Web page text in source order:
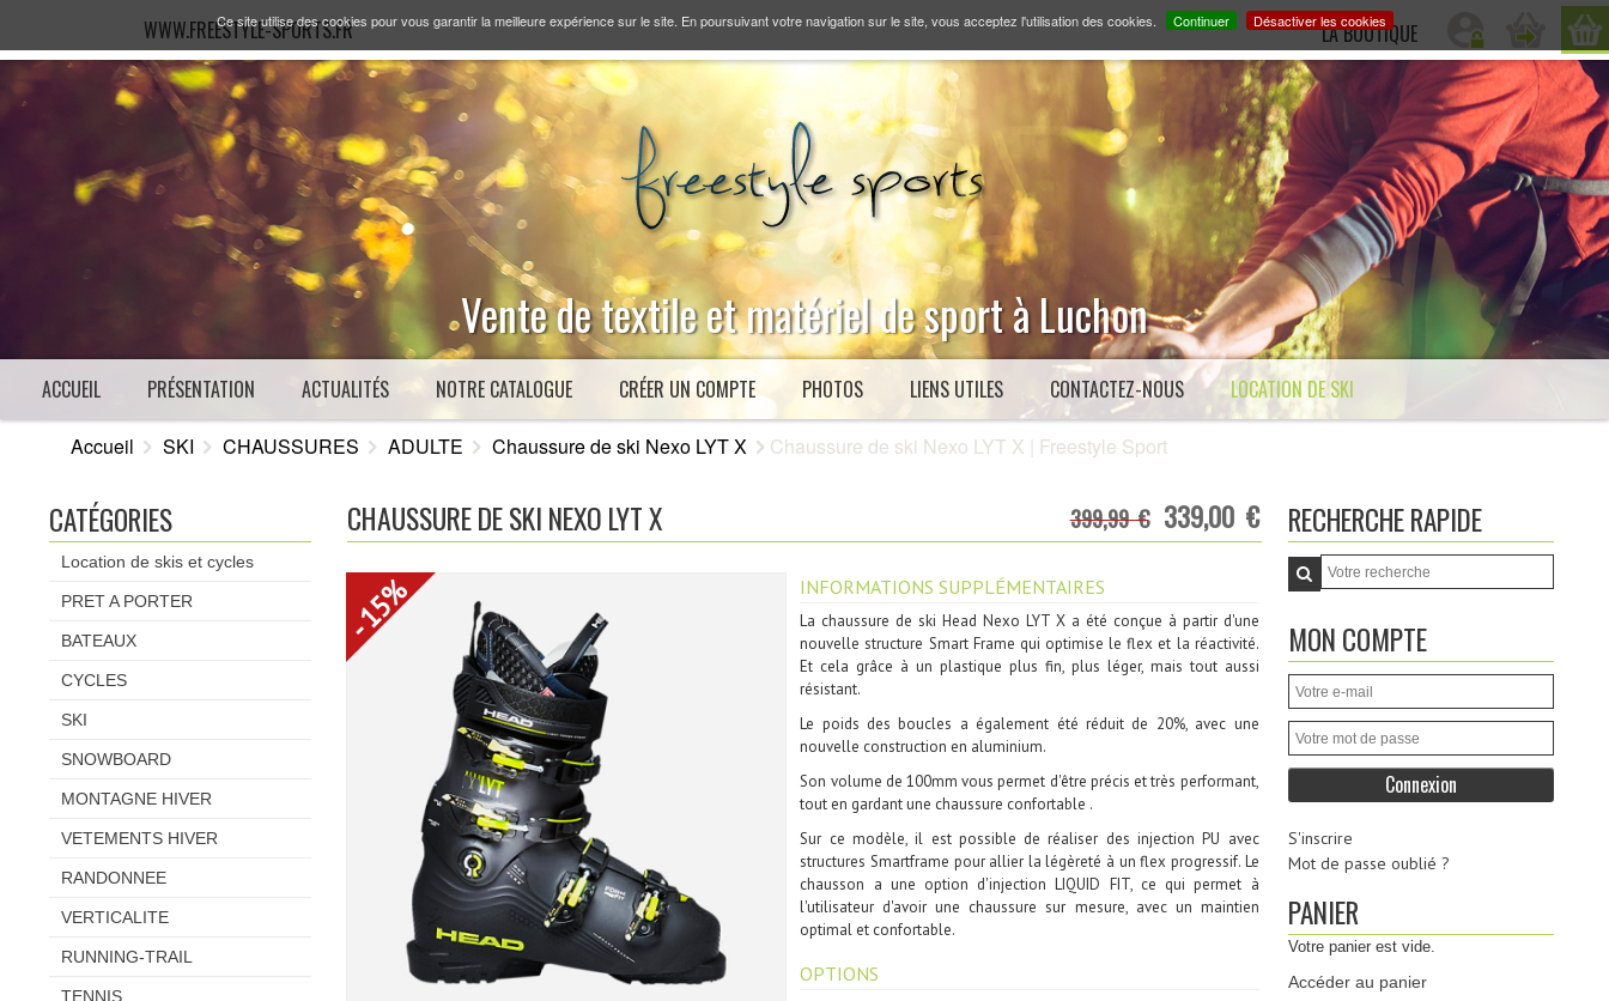
Ce site utilise des cookies pour vous garantir la meilleure expérience sur le site. En poursuivant votre navigation sur le site, vous acceptez l'utilisation des cookies. Continuer Désactiver les cookies
WWW.FREESTYLE-SPORTS.FR LA BOUTIQUE
Vente de textile et matériel de sport à Luchon
ACCUEIL PRÉSENTATION ACTUALITÉS NOTRE CATALOGUE CRÉER UN COMPTE PHOTOS LIENS UTILES CONTACTEZ-NOUS LOCATION DE SKI
Accueil SKI CHAUSSURES ADULTE Chaussure de ski Nexo LYT X Chaussure de ski Nexo LYT X | Freestyle Sport
CHAUSSURE DE SKI NEXO LYT X
- 15%
399,99 € 339,00 €
INFORMATIONS SUPPLÉMENTAIRES
La chaussure de ski Head Nexo LYT X a été conçue à partir d'une
nouvelle structure Smart Frame qui optimise le flex et la réactivité.
Et cela grâce à un plastique plus fin, plus léger, mais tout aussi
résistant.
Le poids des boucles a également été réduit de 20%, avec une
nouvelle construction en aluminium.
Son volume de 100mm vous permet d'être précis et très performant,
tout en gardant une chaussure confortable .
Sur ce modèle, il est possible de réaliser des injection PU avec
structures Smartframe pour allier la légèreté à un flex progressif. Le
chausson a une option d'injection LIQUID FIT, ce qui permet à
l'utilisateur d'avoir une chaussure sur mesure, avec un maintien
optimal et confortable.
OPTIONS
CATÉGORIES
Location de skis et cycles
PRET A PORTER
BATEAUX
CYCLES
SKI
SNOWBOARD
MONTAGNE HIVER
VETEMENTS HIVER
RANDONNEE
VERTICALITE
RUNNING-TRAIL
TENNIS
RECHERCHE RAPIDE
MON COMPTE
S'inscrire
Mot de passe oublié ?
PANIER
Votre panier est vide.
Accéder au panier